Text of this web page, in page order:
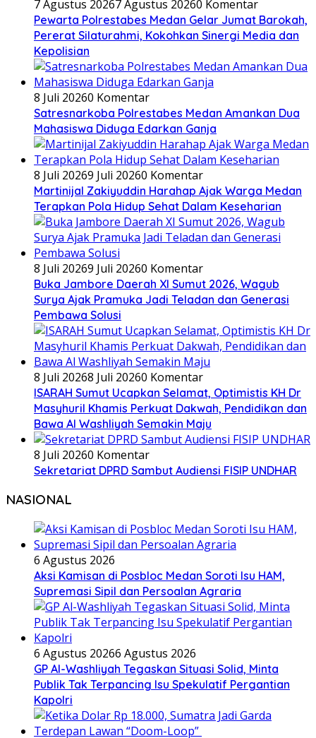
7 Agustus 20267 Agustus 20260 Komentar
Pewarta Polrestabes Medan Gelar Jumat Barokah,
Pererat Silaturahmi, Kokohkan Sinergi Media dan
Kepolisian
8 Juli 20260 Komentar
Satresnarkoba Polrestabes Medan Amankan Dua
Mahasiswa Diduga Edarkan Ganja
8 Juli 20269 Juli 20260 Komentar
Martinijal Zakiyuddin Harahap Ajak Warga Medan
Terapkan Pola Hidup Sehat Dalam Keseharian
8 Juli 20269 Juli 20260 Komentar
Buka Jambore Daerah XI Sumut 2026, Wagub
Surya Ajak Pramuka Jadi Teladan dan Generasi
Pembawa Solusi
8 Juli 20268 Juli 20260 Komentar
ISARAH Sumut Ucapkan Selamat, Optimistis KH Dr
Masyhuril Khamis Perkuat Dakwah, Pendidikan dan
Bawa Al Washliyah Semakin Maju
8 Juli 20260 Komentar
Sekretariat DPRD Sambut Audiensi FISIP UNDHAR
NASIONAL
6 Agustus 2026
Aksi Kamisan di Posbloc Medan Soroti Isu HAM,
Supremasi Sipil dan Persoalan Agraria
6 Agustus 20266 Agustus 2026
GP Al-Washliyah Tegaskan Situasi Solid, Minta
Publik Tak Terpancing Isu Spekulatif Pergantian
Kapolri